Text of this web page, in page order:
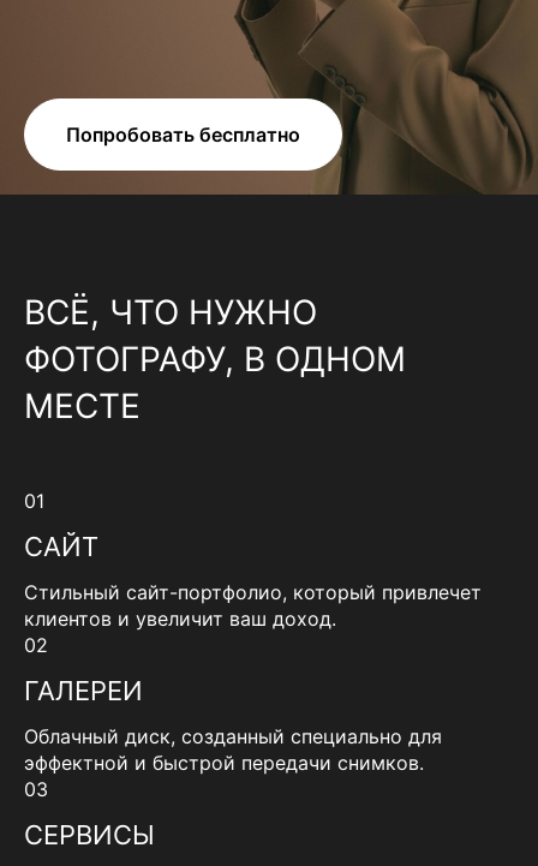
Попробовать бесплатно
ВСЁ, ЧТО НУЖНО
ФОТОГРАФУ, В ОДНОМ
МЕСТЕ
01
САЙТ
Стильный сайт-портфолио, который привлечет
клиентов и увеличит ваш доход.
02
ГАЛЕРЕИ
Облачный диск, созданный специально для
эффектной и быстрой передачи снимков.
03
СЕРВИСЫ